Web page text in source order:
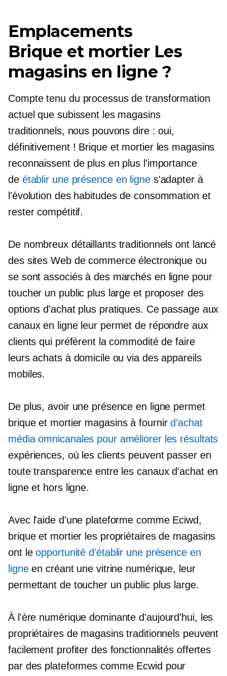
Emplacements
Brique et mortierLes
magasins en ligne ?
Compte tenu du processus de transformation
actuel que subissent les magasins
traditionnels, nous pouvons dire : oui,
définitivement ! Brique et mortierles magasins
reconnaissent de plus en plus l'importance
de établir une présence en lignes'adapter à
l'évolution des habitudes de consommation et
rester compétitif.
De nombreux détaillants traditionnels ont lancé
des sites Web de commerce électronique ou
se sont associés à des marchés en ligne pour
toucher un public plus large et proposer des
options d'achat plus pratiques. Ce passage aux
canaux en ligne leur permet de répondre aux
clients qui préfèrent la commodité de faire
leurs achats à domicile ou via des appareils
mobiles.
De plus, avoir une présence en ligne permet
brique et mortier magasins à fournird’achat
média omnicanales pour améliorer les résultats
expériences, où les clients peuvent passer en
toute transparence entre les canaux d'achat en
ligne et hors ligne.
Avec l'aide d'une plateforme comme Eciwd,
brique et mortier les propriétaires de magasins
ont leopportunité d'établir une présence en
ligneen créant une vitrine numérique, leur
permettant de toucher un public plus large.
À l'ère numérique dominante d'aujourd'hui, les
propriétaires de magasins traditionnels peuvent
facilement profiter des fonctionnalités offertes
par des plateformes comme Ecwid pour